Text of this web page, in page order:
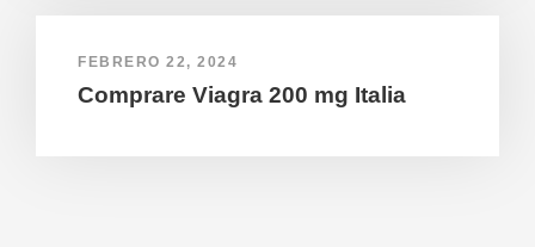
FEBRERO 22, 2024
Comprare Viagra 200 mg Italia